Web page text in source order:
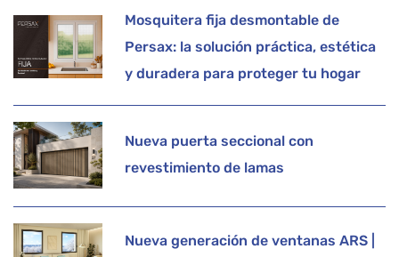
Mosquitera fija desmontable de
Persax: la solución práctica, estética
y duradera para proteger tu hogar
Nueva puerta seccional con
revestimiento de lamas
Nueva generación de ventanas ARS |